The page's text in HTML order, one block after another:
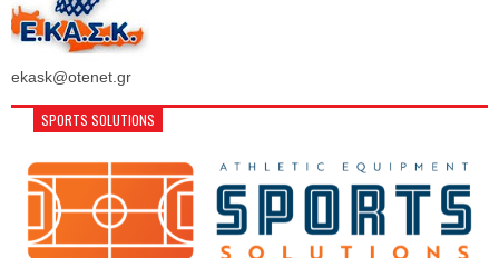
ekask@otenet.gr
SPORTS SOLUTIONS